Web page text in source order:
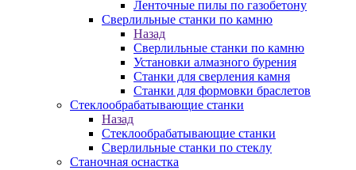
Ленточные пилы по газобетону
Сверлильные станки по камню
Назад
Сверлильные станки по камню
Установки алмазного бурения
Станки для сверления камня
Станки для формовки браслетов
Стеклообрабатывающие станки
Назад
Стеклообрабатывающие станки
Сверлильные станки по стеклу
Станочная оснастка